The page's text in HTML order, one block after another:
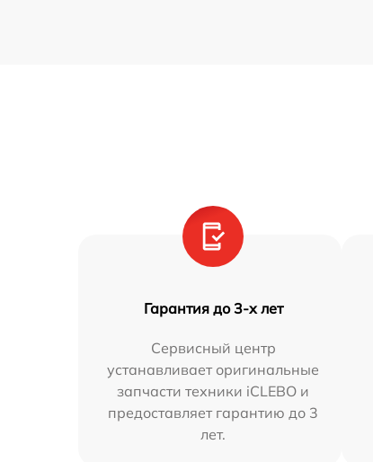
Гарантия до 3-х лет
Сервисный центр
устанавливает оригинальные
запчасти техники iCLEBO и
предоставляет гарантию до 3
лет.